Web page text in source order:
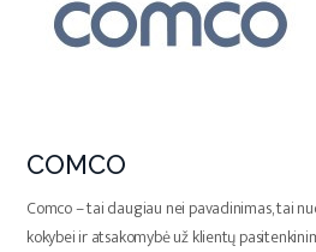
COMCO
Comco – tai daugiau nei pavadinimas, tai
kokybei ir atsakomybė už klientų